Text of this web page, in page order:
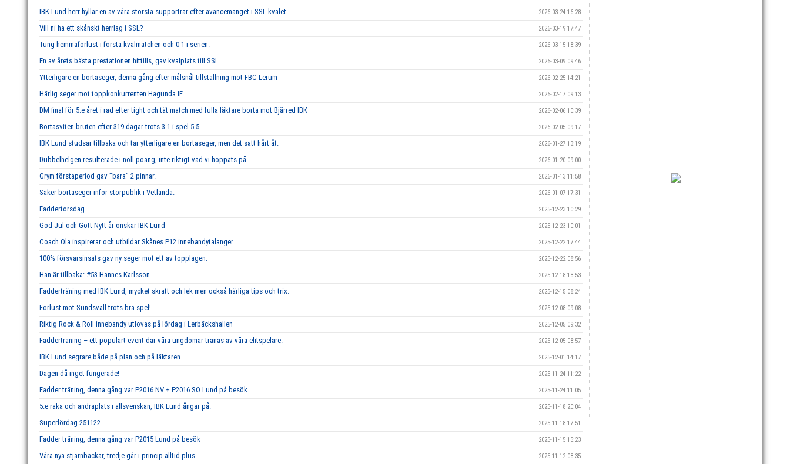
IBK Lund herr hyllar en av våra största supportrar efter avancemanget i SSL kvalet. 2026-03-24 16:28
Vill ni ha ett skånskt herrlag i SSL? 2026-03-19 17:47
Tung hemmaförlust i första kvalmatchen och 0-1 i serien. 2026-03-15 18:39
En av årets bästa prestationen hittills, gav kvalplats till SSL. 2026-03-09 09:46
Ytterligare en bortaseger, denna gång efter målsnål tillställning mot FBC Lerum 2026-02-25 14:21
Härlig seger mot toppkonkurrenten Hagunda IF. 2026-02-17 09:13
DM final för 5:e året i rad efter tight och tät match med fulla läktare borta mot Bjärred IBK 2026-02-06 10:39
Bortasviten bruten efter 319 dagar trots 3-1 i spel 5-5. 2026-02-05 09:17
IBK Lund studsar tillbaka och tar ytterligare en bortaseger, men det satt hårt åt. 2026-01-27 13:19
Dubbelhelgen resulterade i noll poäng, inte riktigt vad vi hoppats på. 2026-01-20 09:00
Grym förstaperiod gav ’’bara’’ 2 pinnar. 2026-01-13 11:58
Säker bortaseger inför storpublik i Vetlanda. 2026-01-07 17:31
Faddertorsdag 2025-12-23 10:29
God Jul och Gott Nytt år önskar IBK Lund 2025-12-23 10:01
Coach Ola inspirerar och utbildar Skånes P12 innebandytalanger. 2025-12-22 17:44
100% försvarsinsats gav ny seger mot ett av topplagen. 2025-12-22 08:56
Han är tillbaka: #53 Hannes Karlsson. 2025-12-18 13:53
Fadderträning med IBK Lund, mycket skratt och lek men också härliga tips och trix. 2025-12-15 08:24
Förlust mot Sundsvall trots bra spel! 2025-12-08 09:08
Riktig Rock & Roll innebandy utlovas på lördag i Lerbäckshallen 2025-12-05 09:32
Fadderträning – ett populärt event där våra ungdomar tränas av våra elitspelare. 2025-12-05 08:57
IBK Lund segrare både på plan och på läktaren. 2025-12-01 14:17
Dagen då inget fungerade! 2025-11-24 11:22
Fadder träning, denna gång var P2016 NV + P2016 SÖ Lund på besök. 2025-11-24 11:05
5:e raka och andraplats i allsvenskan, IBK Lund ångar på. 2025-11-18 20:04
Superlördag 251122 2025-11-18 17:51
Fadder träning, denna gång var P2015 Lund på besök 2025-11-15 15:23
Våra nya stjärnbackar, tredje går i princip alltid plus. 2025-11-12 08:35